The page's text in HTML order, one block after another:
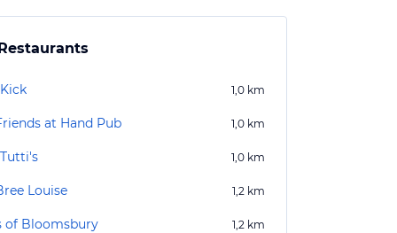
1,0 km
at Hand Pub 1,0 km
1,0 km
Louise 1,2 km
of Bloomsbury 1,2 km